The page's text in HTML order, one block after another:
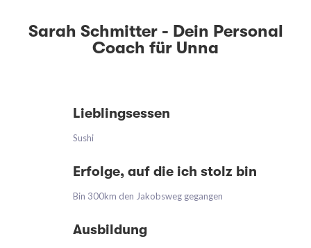
Sarah Schmitter - Dein Personal
Coach für Unna
Lieblingsessen
Sushi
Erfolge, auf die ich stolz bin
Bin 300km den Jakobsweg gegangen
Ausbildung